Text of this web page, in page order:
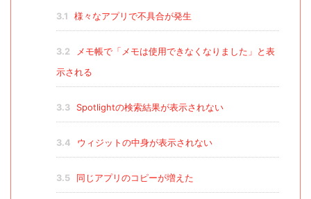
3.1 様々なアプリで不具合が発生
3.2
メモ帳で「メモは使用できなくなりました」と表
示される
3.3 Spotlightの検索結果が表示されない
3.4 ウィジットの中身が表示されない
3.5 同じアプリのコピーが増えた